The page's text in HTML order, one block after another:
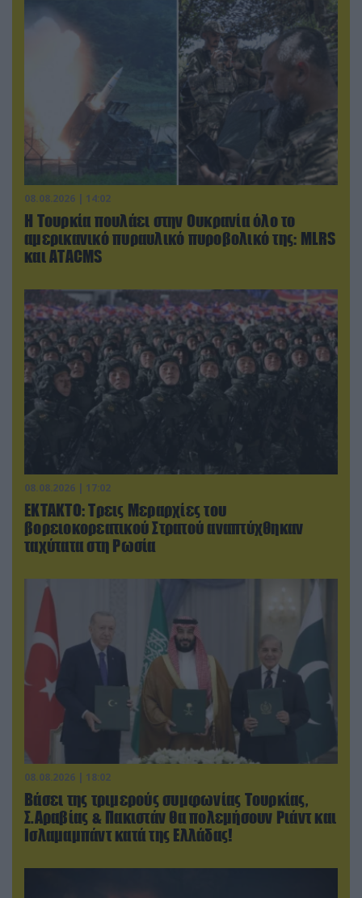
08.08.2026 | 14:02
Η Τουρκία πουλάει στην Ουκρανία όλο το
αμερικανικό πυραυλικό πυροβολικό της: MLRS
και ΑΤΑCMS
08.08.2026 | 17:02
ΕΚΤΑΚΤΟ: Τρεις Μεραρχίες του
βορειοκορεατικού Στρατού αναπτύχθηκαν
ταχύτατα στη Ρωσία
08.08.2026 | 18:02
Βάσει της τριμερούς συμφωνίας Τουρκίας,
Σ.Αραβίας & Πακιστάν θα πολεμήσουν Ριάντ και
Ισλαμαμπάντ κατά της Ελλάδας!